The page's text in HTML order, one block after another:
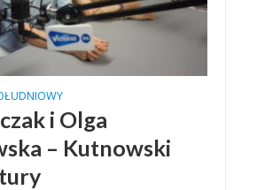
i Olga
– Kutnowski